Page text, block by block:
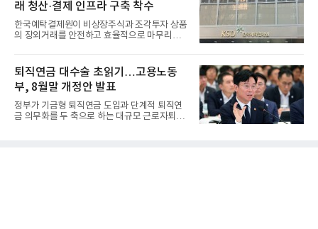
래 청산·결제 인프라 구축 착수
한국예탁결제원이 비상장주식과 조각투자 상품
의 장외거래를 안전하고 효율적으로 마무리하기
퇴직연금 대수술 초읽기…고용노동
부, 8월말 개정안 발표
정부가 기금형 퇴직연금 도입과 단계적 퇴직연
금 의무화를 두 축으로 하는 대규모 근로자퇴직